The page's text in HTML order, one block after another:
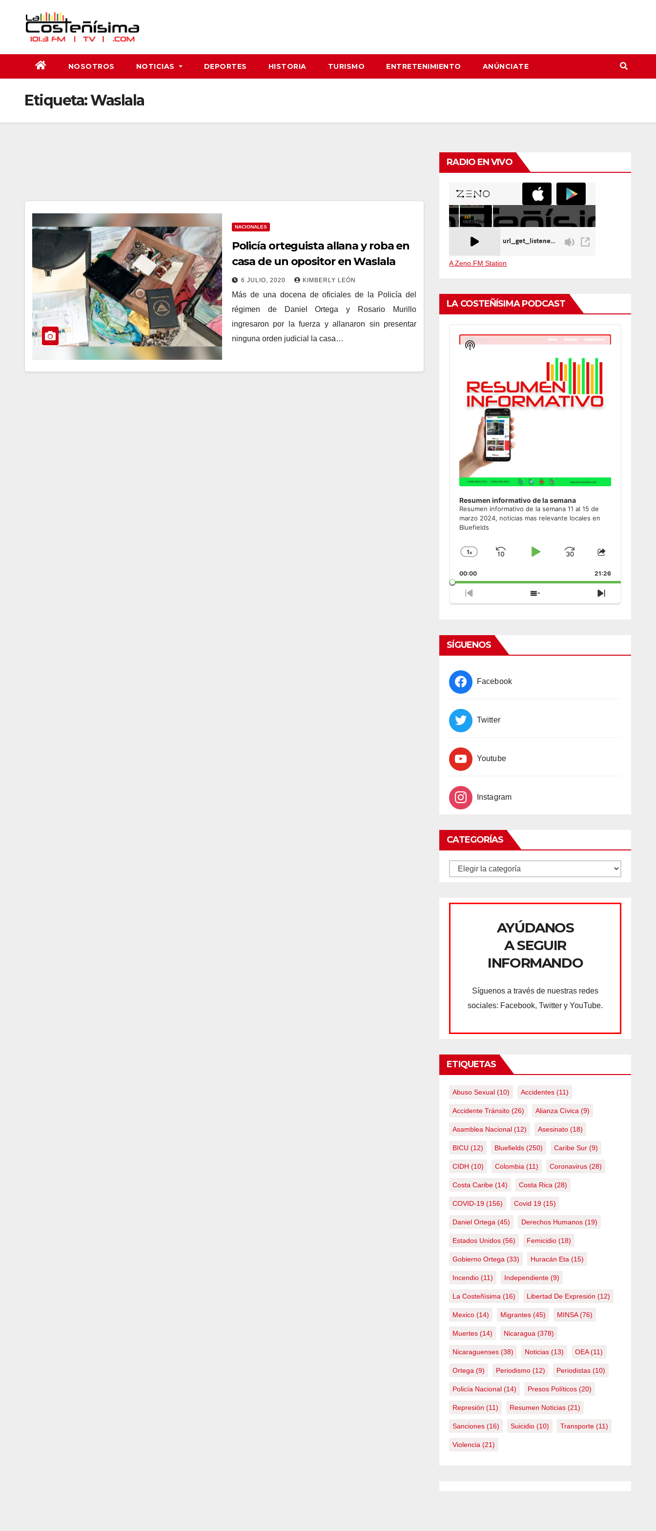
contenido
NOSOTROS NOTICIAS DEPORTES HISTORIA TURISMO ENTRETENIMIENTO ANÚNCIATE
Etiqueta:Waslala
NACIONALES
Policía orteguista allana y roba en
casa de un opositor en Waslala
6 JULIO, 2020 KIMBERLY LEÓN
Más de una docena de oficiales de la Policía del
régimen de Daniel Ortega y Rosario Murillo
ingresaron por la fuerza y allanaron sin presentar
ninguna orden judicial la casa…
RADIO EN VIVO
A Zeno.FM Station
LA COSTEÑÍSIMA PODCAST
Audio
Player
Resumen informativo de la semana
Resumen informativo de la semana 11 al 15 de
marzo 2024, noticias mas relevante locales en
Bluefields
Change
Rate
1x
Skip
Play
Jump
Forward
Share
Episode
00:00 21:26
Previous
Episode
Show
Episodes
Next
Episode
Show
SÍGUENOS
Facebook
Twitter
Youtube
Instagram
CATEGORÍAS
CATEGORÍAS
AYÚDANOS
A SEGUIR
INFORMANDO
Síguenos a través de nuestras redes
sociales: Facebook, Twitter y YouTube.
ETIQUETAS
Abuso Sexual (10) Accidentes (11)
Accidente Tránsito (26) Alianza Cívica (9)
Asamblea Nacional (12) Asesinato (18)
BICU (12) Bluefields (250) Caribe Sur (9)
CIDH (10) Colombia (11) Coronavirus (28)
Costa Caribe (14) Costa Rica (28)
COVID-19 (156) Covid 19 (15)
Daniel Ortega (45) Derechos Humanos (19)
Estados Unidos (56) Femicidio (18)
Gobierno Ortega (33) Huracán Eta (15)
Incendio (11) Independiente (9)
La Costeñísima (16) Libertad De Expresión (12)
Mexico (14) Migrantes (45) MINSA(76)
Muertes (14) Nicaragua (378)
Nicaraguenses (38) Noticias (13) OEA(11)
Ortega (9) Periodismo (12) Periodistas (10)
Policía Nacional (14) Presos Políticos (20)
Represión (11) Resumen Noticias (21)
Sanciones (16) Suicidio (10) Transporte (11)
Violencia (21)